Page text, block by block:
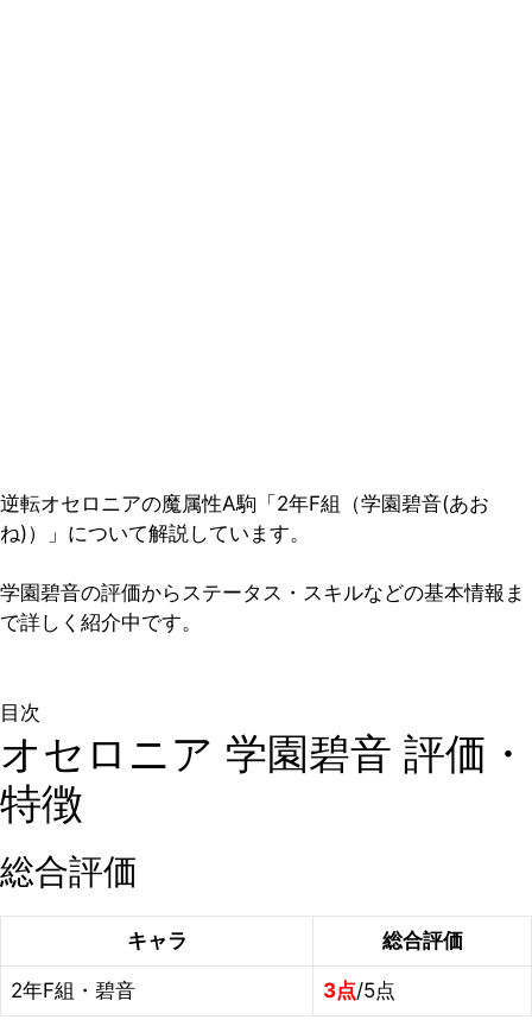
逆転オセロニアの魔属性A駒「2年F組（学園碧音(あお
ね)）」について解説しています。
学園碧音の評価からステータス・スキルなどの基本情報ま
で詳しく紹介中です。
目次
オセロニア 学園碧音 評価・
特徴
総合評価
キャラ 総合評価
2年F組・碧音 3点/5点